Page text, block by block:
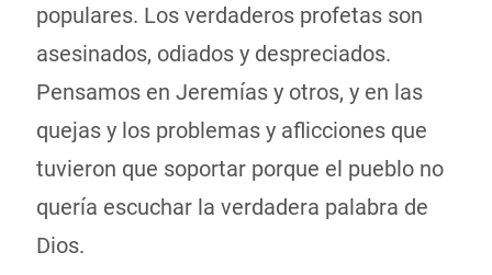
populares. Los verdaderos profetas son
asesinados, odiados y despreciados.
Pensamos en Jeremías y otros, y en las
quejas y los problemas y aflicciones que
tuvieron que soportar porque el pueblo no
quería escuchar la verdadera palabra de
Dios.